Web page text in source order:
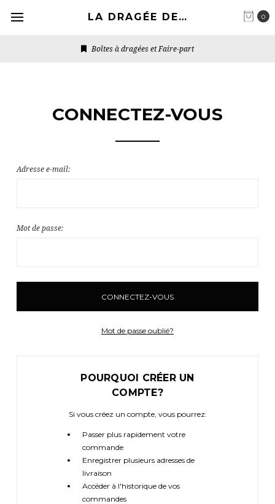
0
LA DRAGÉE DESIGN
Boîtes à dragées et Faire-part
CONNECTEZ-VOUS
Adresse e-mail:
Mot de passe:
Mot de passe oublié?
POURQUOI CRÉER UN
COMPTE?
Si vous créez un compte, vous pourrez:
Passer plus rapidement votre
commande
Enregistrer plusieurs adresses de
livraison
Accéder à l'historique de vos
commandes